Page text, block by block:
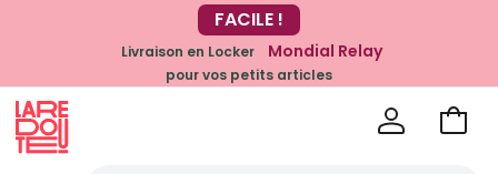
EN CE MOMENT
-20% dès 39€*
Livraison en Locker Mondial Relay
pour vos petits articles
Voir